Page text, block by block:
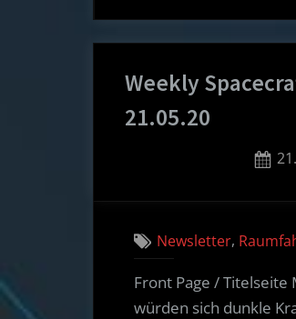
Weekly
21.05.20
Newsletter,
Front Page /
würden sich dunkle